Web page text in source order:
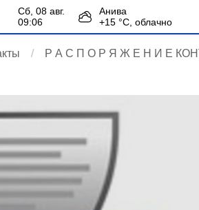
сб, 08 авг.
09:06
Анива
+15 °С, облачно
Р А С П О Р Я Ж Е Н И Е